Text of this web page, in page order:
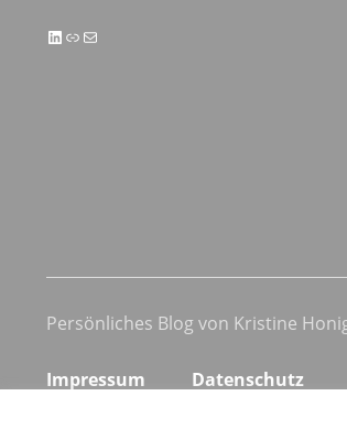
LinkedIn
LinkE-Mail
Persönliches Blog von Kristine
Impressum Datenschutz